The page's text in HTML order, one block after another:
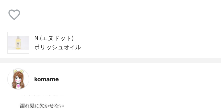
N.(エヌドット)
ポリッシュオイル
komame